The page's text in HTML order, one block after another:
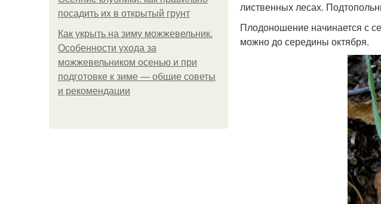
посадить их в открытый грунт
Как укрыть на зиму можжевельник.
Особенности ухода за
можжевельником осенью и при
подготовке к зиме — общие советы
и рекомендации
лиственных лесах.
Плодоношение начинается с
можно до середины октября.